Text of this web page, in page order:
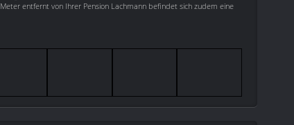
entfernt von Ihrer Pension Lachmann befindet sich zudem eine